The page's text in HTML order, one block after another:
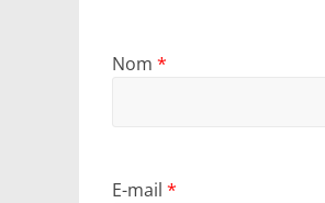
Nom *
E-mail *